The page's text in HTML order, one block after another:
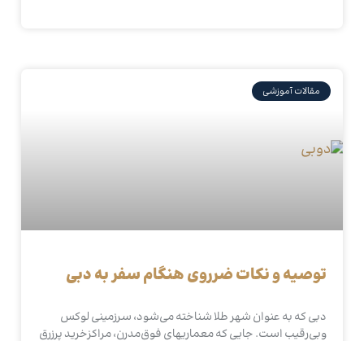
مقالات آموزشی
توصیه و نکات ضرروی هنگام سفر به دبی
دبی که به عنوان شهر طلا شناخته می‌شود، سرزمینی لوکس
وبی‌رقیب است. جایی که معماریهای فوق‌مدرن، مراکزخرید پرزرق